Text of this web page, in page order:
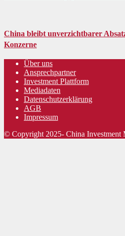
China bleibt unverzichtbarer
Konzerne
Über uns
Ansprechpartner
Investment Plattform
Mediadaten
Datenschutzerklärung
AGB
Impressum
© Copyright 2025- China Investment